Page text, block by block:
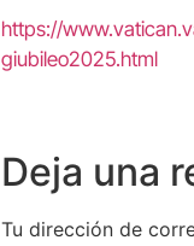
https://
giubileo2025.html
Deja una
Tu dirección de